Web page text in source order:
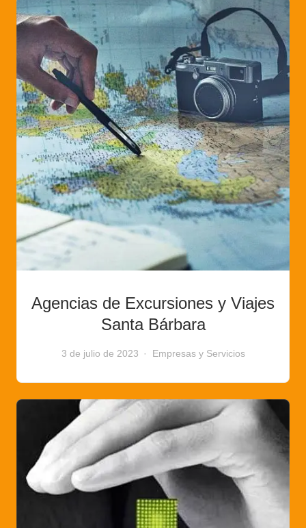
Agencias de Excursiones y Viajes
Santa Bárbara
3 de julio de 2023 Empresas y Servicios